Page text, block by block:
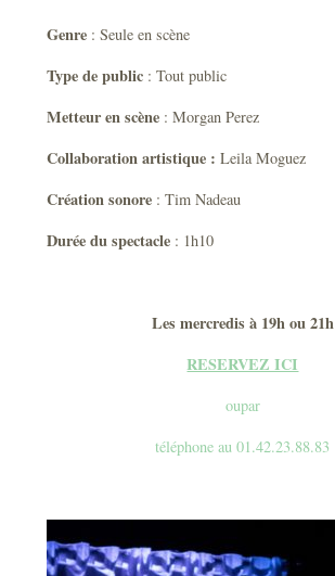
Genre : Seule en scène
Type de public : Tout public
Metteur en scène : Morgan Perez
Collaboration artistique : Leila Moguez
Création sonore : Tim Nadeau
Durée du spectacle : 1h10
Les mercredis à 19h ou 21h
RESERVEZ ICI
oupar
téléphone au 01.42.23.88.83